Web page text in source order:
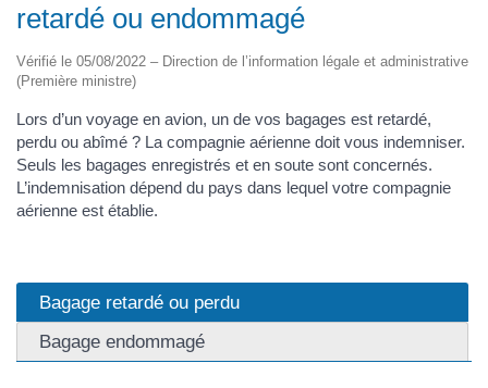
retardé ou endommagé
Vérifié le 05/08/2022 – Direction de l’information légale et administrative
(Première ministre)
Lors d’un voyage en avion, un de vos bagages est retardé,
perdu ou abîmé ? La compagnie aérienne doit vous indemniser.
Seuls les bagages enregistrés et en soute sont concernés.
L’indemnisation dépend du pays dans lequel votre compagnie
aérienne est établie.
Bagage retardé ou perdu
Bagage endommagé